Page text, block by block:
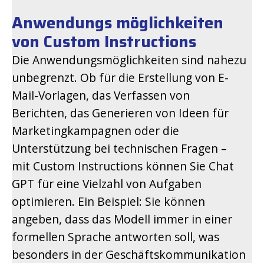
Anwendungs­ möglichkeiten
von Custom Instructions
Die Anwendungsmöglichkeiten sind nahezu
unbegrenzt. Ob für die Erstellung von E-
Mail-Vorlagen, das Verfassen von
Berichten, das Generieren von Ideen für
Marketingkampagnen oder die
Unterstützung bei technischen Fragen –
mit Custom Instructions können Sie Chat
GPT für eine Vielzahl von Aufgaben
optimieren. Ein Beispiel: Sie können
angeben, dass das Modell immer in einer
formellen Sprache antworten soll, was
besonders in der Geschäftskommunikation